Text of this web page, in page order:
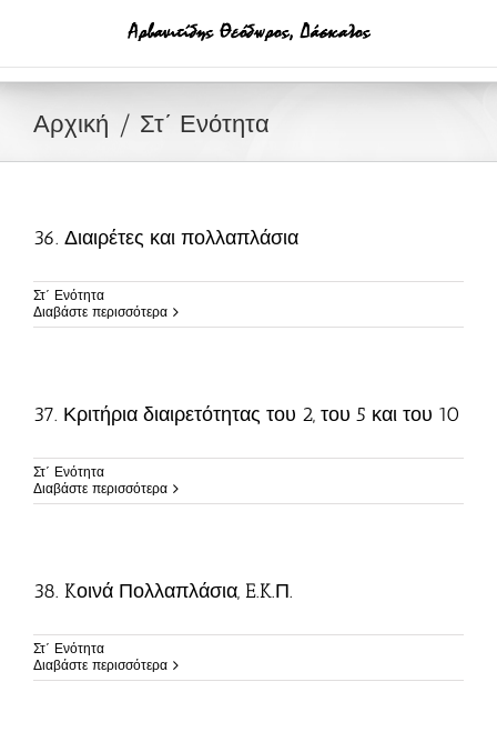
Αρχική Στ΄ Ενότητα
36. Διαιρέτες και πολλαπλάσια
Στ΄ Ενότητα
Διαβάστε περισσότερα
37. Κριτήρια διαιρετότητας του 2, του 5 και του 10
Στ΄ Ενότητα
Διαβάστε περισσότερα
38. Kοινά Πολλαπλάσια, E.K.Π.
Στ΄ Ενότητα
Διαβάστε περισσότερα